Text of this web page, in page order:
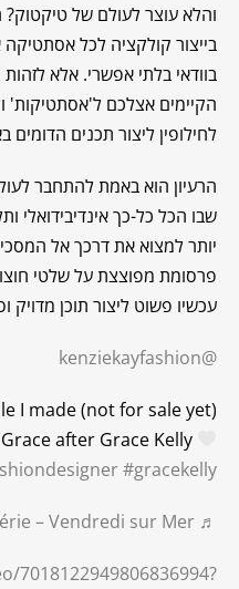
והלא עוצר לעולם של
בייצור קולקציה לכל
בוודאי בלתי אפשרי. אלא
הקיימים אצלכם ל'אסתטיקות'
לחילופין ליצור תכנים הדומים
שבו הכל כל-כך אינדיבידואלי
יותר למצוא את דרכך אל
פרסומת מפוצצת על שלטי
עכשיו פשוט ליצור תוכן מדויק
@kenziekayfashion
I made (not for sale yet)
after Grace Kelly
#gracekelly
♬ Écoute Chérie – Vendredi sur Mer